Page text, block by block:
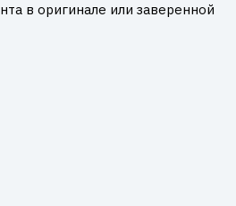
в оригинале или заверенной